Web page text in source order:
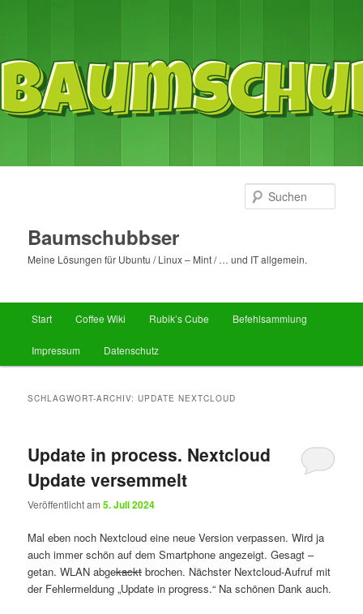
Baumschubbser
Meine Lösungen für Ubuntu / Linux – Mint / … und IT allgemein.
Zum
primären
Zum
sekundären
Start Coffee Wiki Rubik’s Cube Befehlsammlung
Impressum Datenschutz
SCHLAGWORT-ARCHIV:UPDATE NEXTCLOUD
Update in process. Nextcloud
Update versemmelt
Veröffentlicht am5. Juli 2024
Mal eben noch Nextcloud eine neue Version verpassen. Wird ja
auch immer schön auf dem Smartphone angezeigt. Gesagt –
getan. WLAN abgekackt brochen. Nächster Nextcloud-Aufruf mit
der Fehlermeldung „Update in progress.“ Na schönen Dank auch.